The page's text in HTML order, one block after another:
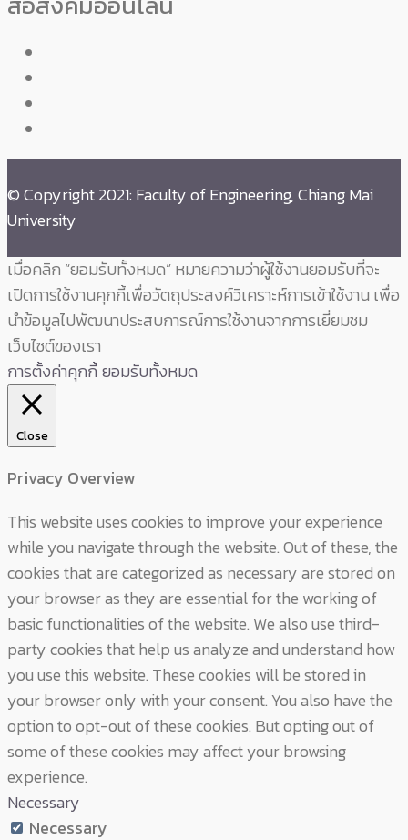
© Copyright 2021: Faculty of Engineering, Chiang Mai
University
เมื่อคลิก “ยอมรับทั้งหมด” หมายความว่าผู้ใช้งานยอมรับที่จะ
เปิดการใช้งานคุกกี้เพื่อวัตถุประสงค์วิเคราะห์การเข้าใช้งาน เพื่อ
นำข้อมูลไปพัฒนาประสบการณ์การใช้งานจากการเยี่ยมชม
เว็บไซต์ของเรา
การตั้งค่าคุกกี้ยอมรับทั้งหมด
Close
Privacy Overview
This website uses cookies to improve your experience
while you navigate through the website. Out of these, the
cookies that are categorized as necessary are stored on
your browser as they are essential for the working of
basic functionalities of the website. We also use third-
party cookies that help us analyze and understand how
you use this website. These cookies will be stored in
your browser only with your consent. You also have the
option to opt-out of these cookies. But opting out of
some of these cookies may affect your browsing
experience.
Necessary
Necessary